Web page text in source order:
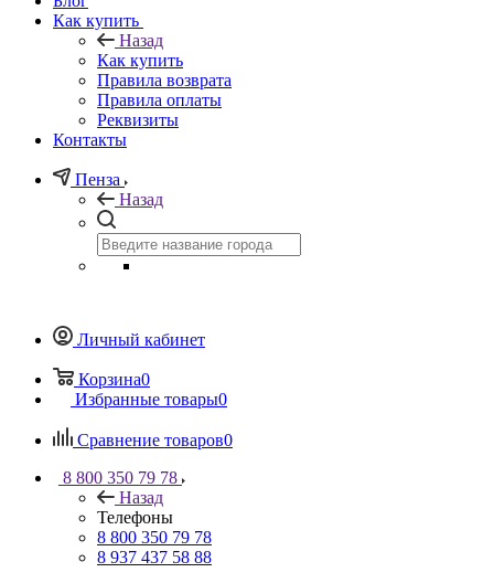
Как купить
Назад
Как купить
Правила возврата
Правила оплаты
Реквизиты
Контакты
Пенза
Назад
Личный кабинет
Корзина0
Избранные товары0
Сравнение товаров0
8 800 350 79 78
Назад
Телефоны
8 800 350 79 78
8 937 437 58 88